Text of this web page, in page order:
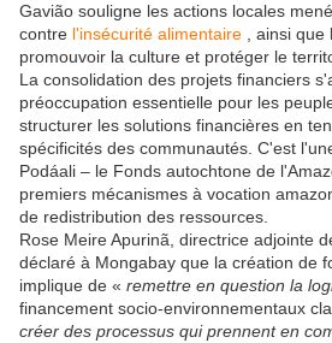
Gavião souligne les actions locales
contre l'insécurité alimentaire , ainsi
promouvoir la culture et protéger le
La consolidation des projets financiers
préoccupation essentielle pour les
structurer les solutions financières en
spécificités des communautés. C'est
Podáali – le Fonds autochtone de
premiers mécanismes à vocation
de redistribution des ressources.
Rose Meire Apurinã, directrice adjointe
déclaré à Mongabay que la création de
implique de « remettre en question la
financement socio-environnementaux
créer des processus qui prennent en